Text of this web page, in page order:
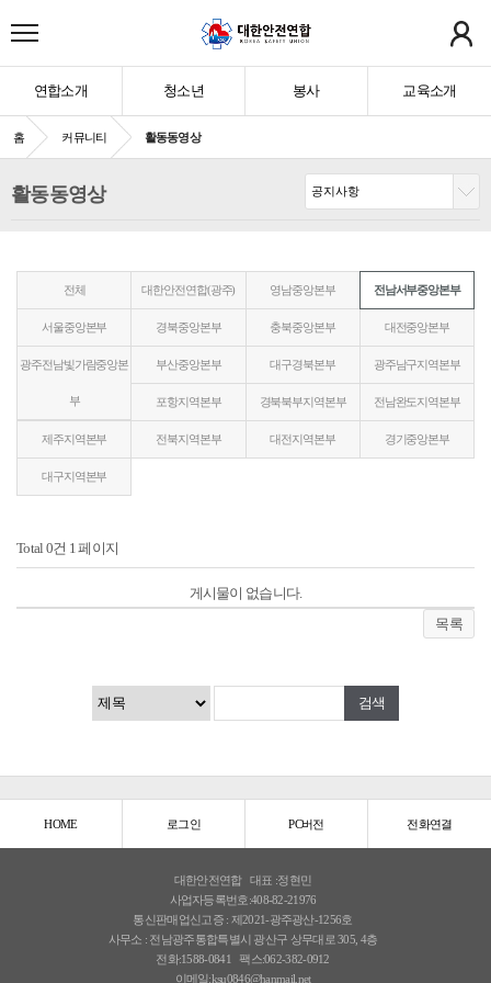
연합소개 청소년 봉사 교육소개
홈 커뮤니티 활동동영상
활동동영상
전체 대한안전연합(광주) 영남중앙본부 전남서부중앙본부
서울중앙본부 경북중앙본부 충북중앙본부 대전중앙본부
광주전남빛가람중앙본
부
부산중앙본부 대구경북본부 광주남구지역본부
포항지역본부 경북북부지역본부 전남완도지역본부
제주지역본부 전북지역본부 대전지역본부 경기중앙본부
대구지역본부
Total 0건 1 페이지
게시물이 없습니다.
목록
HOME 로그인 PC버전 전화연결
대한안전연합
대표 :정현민
사업자등록번호:408-82-21976
통신판매업신고증 : 제2021-광주광산-1256호
사무소 : 전남광주통합특별시 광산구 상무대로 305, 4층
전화:1588-0841
팩스:062-382-0912
이메일:ksu0846@hanmail.net